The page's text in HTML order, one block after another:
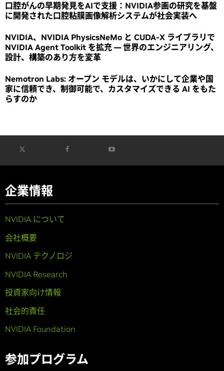
口腔がんの早期発見をAIで支援：NVIDIA参画の研究を基盤
に開発された口腔粘膜画像解析システムが社会実装へ
NVIDIA、NVIDIA PhysicsNeMo と CUDA-X ライブラリで
NVIDIA Agent Toolkit を拡充 ― 世界のエンジニアリング、
設計、構築のあり方を変革
Nemotron Labs: オープン モデルは、いかにして企業や国
家に信頼でき、制御可能で、カスタマイズできる AI をもた
らすのか
企業情報
NVIDIA について
会社概要
NVIDIA テクノロジ
NVIDIA Research
投資家向け情報
社会的責任
NVIDIA Foundation
参加プログラム